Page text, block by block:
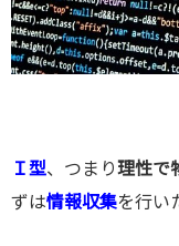
Ｉ型、つまり理性で
ずは情報収集を行い